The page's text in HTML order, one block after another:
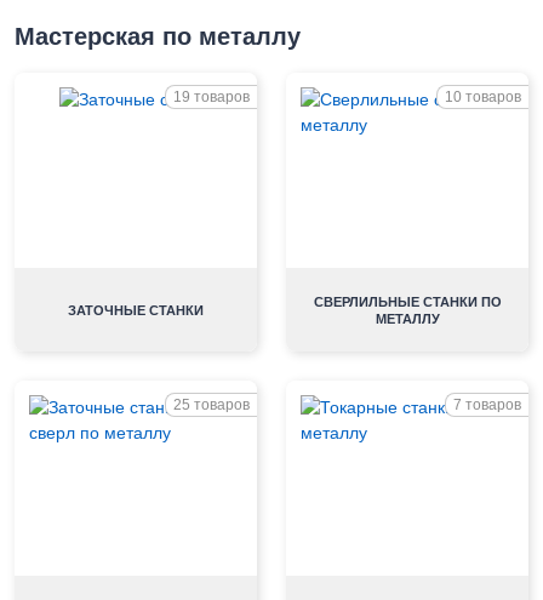
Мастерская по металлу
19 товаров
ЗАТОЧНЫЕ СТАНКИ
10 товаров
СВЕРЛИЛЬНЫЕ СТАНКИ ПО
МЕТАЛЛУ
25 товаров 7 товаров